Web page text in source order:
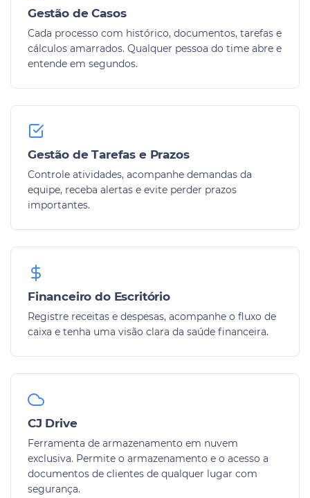
Gestão de Casos
Cada processo com histórico, documentos, tarefas e
cálculos amarrados. Qualquer pessoa do time abre e
entende em segundos.
Gestão de Tarefas e Prazos
Controle atividades, acompanhe demandas da
equipe, receba alertas e evite perder prazos
importantes.
Financeiro do Escritório
Registre receitas e despesas, acompanhe o fluxo de
caixa e tenha uma visão clara da saúde financeira.
CJ Drive
Ferramenta de armazenamento em nuvem
exclusiva. Permite o armazenamento e o acesso a
documentos de clientes de qualquer lugar com
segurança.